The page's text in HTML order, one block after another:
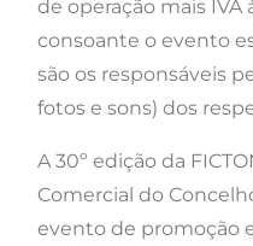
de operação mais IVA
consoante o evento
são os responsáveis
fotos e sons) dos
A 30º edição da
Comercial do
evento de promoção